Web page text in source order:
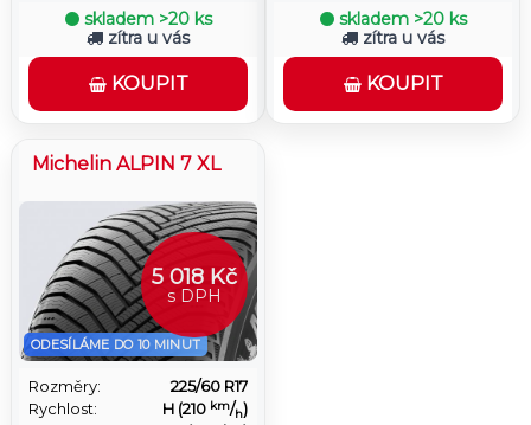
skladem >20 ks
zítra u vás
KOUPIT
skladem >20 ks
zítra u vás
KOUPIT
Michelin ALPIN 7 XL
ODESÍLÁME DO 10 MINUT
5 018 Kč
s DPH
Rozměry:
225/60 R17
Rychlost:
H (210 km/h)